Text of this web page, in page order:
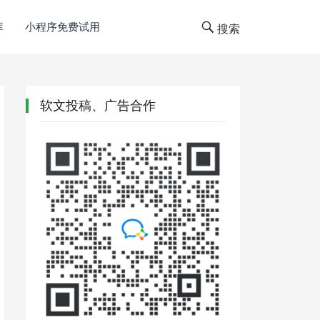
小程序免费试用 搜索
软文投稿、广告合作